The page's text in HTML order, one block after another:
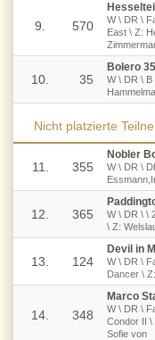
9. 570
W \ DR \
East \ Z:
10. 35
Bolero
W \ DR \ B
Nicht platzierte
11. 355
Nobler
W \ DR \
12. 365
W \ DR \ \
\ Z:
13. 124
Devil in
W \ DR \
Dancer \
14. 348
Marco
W \ DR \
Condor II \
Sofie von